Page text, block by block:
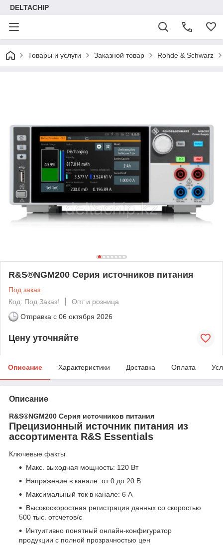
DELTACHIP
Товары и услуги Заказной товар Rohde & Schwarz
R&S®NGM200 Серия источников питания
Под заказ
Код: Под Заказ!
Опт и розница
Отправка с 06 октября 2026
Цену уточняйте
Описание Характеристики Доставка Оплата
Описание
R&S®NGM200 Серия источников питания
Прецизионный источник питания из
ассортимента R&S Essentials
Ключевые факты
Макс. выходная мощность: 120 Вт
Напряжение в канале: от 0 до 20 В
Максимальный ток в канале: 6 А
Высокоскоростная регистрация данных со скоростью
500 тыс. отсчетов/с
Интуитивно понятный онлайн-конфигуратор
продукции с полной прозрачностью цен